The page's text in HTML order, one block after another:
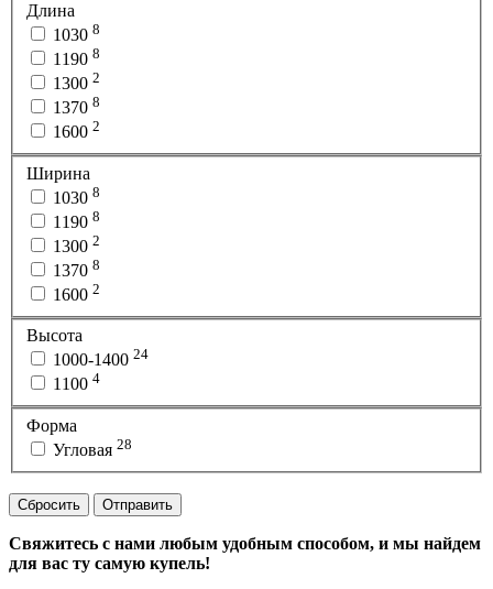
Длина
1030 8
1190 8
1300 2
1370 8
1600 2
Ширина
1030 8
1190 8
1300 2
1370 8
1600 2
Высота
1000-1400 24
1100 4
Форма
Угловая 28
Сбросить Отправить
Свяжитесь с нами любым удобным способом, и мы найдем
для вас ту самую купель!